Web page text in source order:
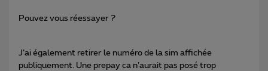
Pouvez vous réessayer ?
J’ai également retirer le numéro de la sim affichée
publiquement. Une prepay ca n’aurait pas posé trop